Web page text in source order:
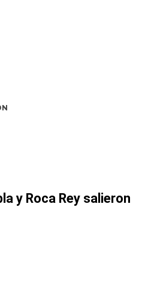
y Roca Rey salieron